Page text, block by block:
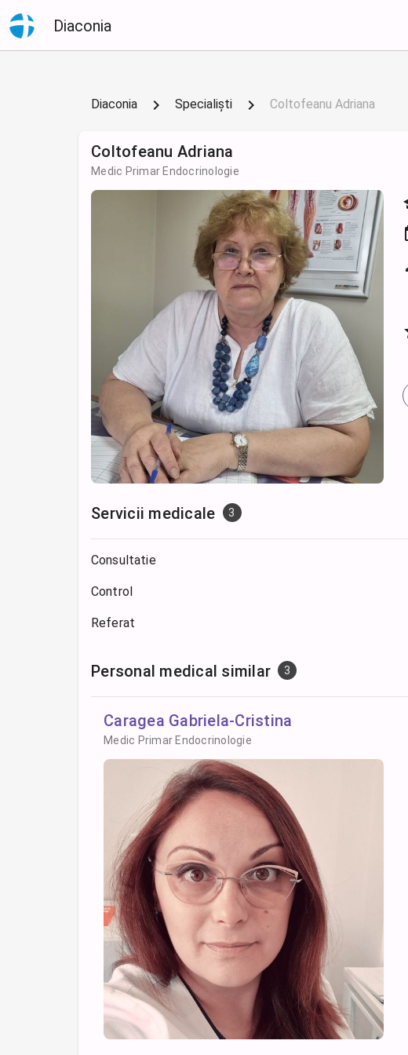
Diaconia
Diaconia Specialiști Coltofeanu Adriana
Coltofeanu Adriana
Medic Primar Endocrinologie
Servicii medicale 3
Consultatie
Control
Referat
Personal medical similar 3
Caragea Gabriela-Cristina
Medic Primar Endocrinologie